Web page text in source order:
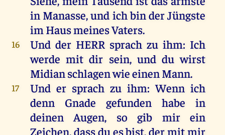
in Manasse,und ichbinderJüngste
im HausmeinesVaters.
16 Und der HERR sprach zu ihm: Ich
werde mit dir sein, und du wirst
MidianschlagenwieeinenMann.
17 Und er sprach zu ihm:Wenn ich
denn
Gnade gefunden habe
in
deinen
Augen, so gib mir
ein
Zeichen, dassduesbist,dermitmir